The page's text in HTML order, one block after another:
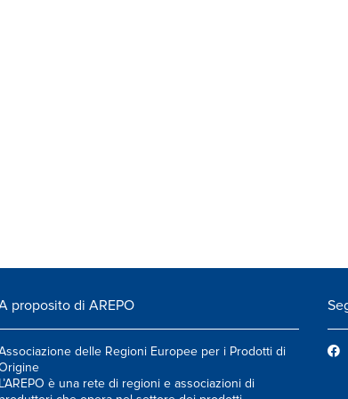
proposito di AREPO
delle Regioni Europee per i Prodotti di
L’AREPO è una rete di regioni e associazioni di